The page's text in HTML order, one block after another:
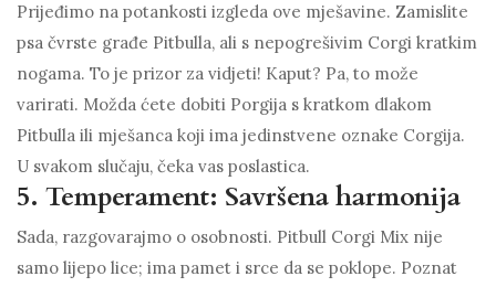
Prijeđimo na potankosti izgleda ove mješavine. Zamislite
psa čvrste građe Pitbulla, ali s nepogrešivim Corgi kratkim
nogama. To je prizor za vidjeti! Kaput? Pa, to može
varirati. Možda ćete dobiti Porgija s kratkom dlakom
Pitbulla ili mješanca koji ima jedinstvene oznake Corgija.
U svakom slučaju, čeka vas poslastica.
5. Temperament: Savršena harmonija
Sada, razgovarajmo o osobnosti. Pitbull Corgi Mix nije
samo lijepo lice; ima pamet i srce da se poklope. Poznat